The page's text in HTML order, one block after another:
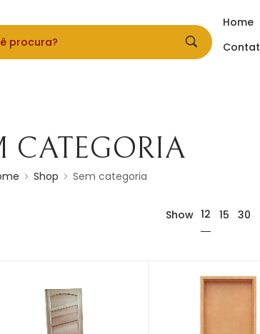
Home
CATEGORIA
Shop Sem categoria
Show 12 15 30